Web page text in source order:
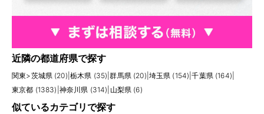
近隣の都道府県で探す
関東>茨城県 (20) 栃木県 (35) |群馬県 (20) 埼玉県 (154) |千葉県 (164)
東京都 (1383) 神奈川県 (314) 山梨県 (6)
似ているカテゴリで探す